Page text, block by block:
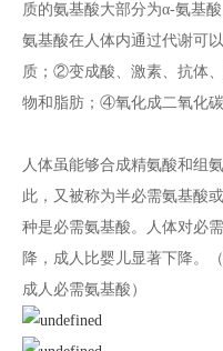
质的氨基酸大部分为α-氨基
氨基酸在人体内通过代谢可
质；②变成酸、激素、抗体
物和脂肪；④氧化成二氧化碳
人体虽能够合成精氨酸和组
此，又被称为半必需氨基酸
种是必需氨基酸。人体对必
降，成人比婴儿显著下降。
成人必需氨基酸）